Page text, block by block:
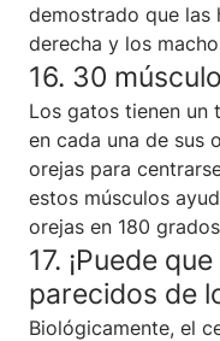
demostrado que las
derecha y los
16. 30
Los gatos tienen un
en cada una de sus
orejas para
estos músculos
orejas en 180
17. ¡Puede
parecidos de
Biológicamente, el